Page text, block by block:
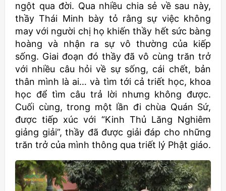
ngột qua đời. Qua nhiều chia sẻ về sau này,
thầy Thái Minh bày tỏ rằng sự việc không
may với người chị họ khiến thầy hết sức bàng
hoàng và nhận ra sự vô thường của kiếp
sống. Giai đoạn đó thầy đã vô cùng trăn trở
với nhiều câu hỏi về sự sống, cái chết, bản
thân mình là ai… và tìm tới cả triết học, khoa
học để tìm câu trả lời nhưng không được.
Cuối cùng, trong một lần đi chùa Quán Sứ,
được tiếp xúc với “Kinh Thủ Lăng Nghiêm
giảng giải”, thầy đã được giải đáp cho những
trăn trở của mình thông qua triết lý Phật giáo.